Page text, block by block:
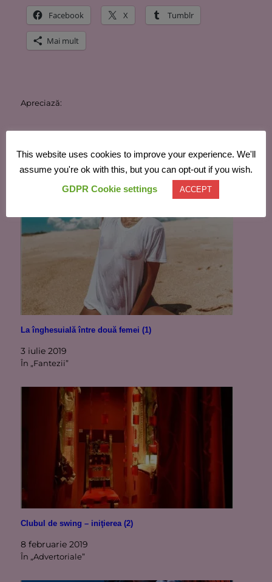
Facebook X Tumblr
Mai mult
Apreciază:
La înghesuială între două femei (1)
3 iulie 2019
În „Fantezii”
Clubul de swing – iniţierea (2)
8 februarie 2019
În „Advertoriale”
This website uses cookies to improve your experience. We'll
assume you're ok with this, but you can opt-out if you wish.
GDPR Cookie settings
ACCEPT